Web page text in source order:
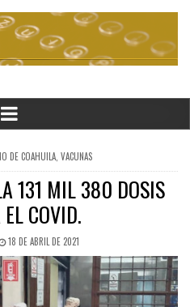
DE COAHUILA VACUNAS
131 MIL 380 DOSIS
COVID.
18 DE ABRIL DE 2021